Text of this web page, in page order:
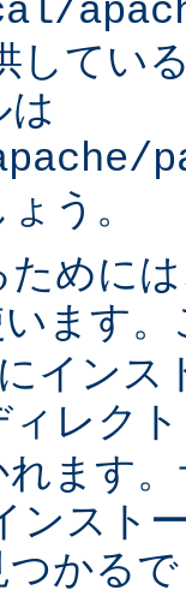
してい
は
う。
めに
います
インス
ィレク
れます
ンスト
かる